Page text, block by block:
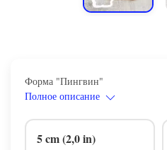
Форма "Пингвин"
Полное описание
5 cm (2,0 in)